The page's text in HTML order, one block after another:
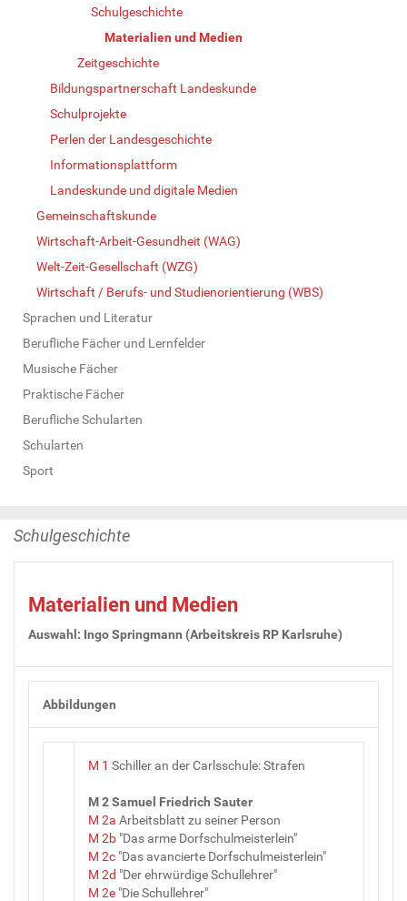
Schulgeschichte
Materialien und Medien
Zeitgeschichte
Bildungspartnerschaft Landeskunde
Schulprojekte
Perlen der Landesgeschichte
Informationsplattform
Landeskunde und digitale Medien
Gemeinschaftskunde
Wirtschaft-Arbeit-Gesundheit (WAG)
Welt-Zeit-Gesellschaft (WZG)
Wirtschaft / Berufs- und Studienorientierung (WBS)
Sprachen und Literatur
Berufliche Fächer und Lernfelder
Musische Fächer
Praktische Fächer
Berufliche Schularten
Schularten
Sport
Schulgeschichte
Materialien und Medien
Auswahl: Ingo Springmann (Arbeitskreis RP Karlsruhe)
Abbildungen
M 1 Schiller an der Carlsschule: Strafen
M 2 Samuel Friedrich Sauter
M 2a Arbeitsblatt zu seiner Person
M 2b "Das arme Dorfschulmeisterlein"
M 2c "Das avancierte Dorfschulmeisterlein"
M 2d "Der ehrwürdige Schullehrer"
M 2e "Die Schullehrer"